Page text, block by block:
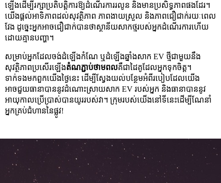
ឡើងដើម្បីរក្សាប្រតិបត្តិការឱ្យដំណើរការរលូន និងមានប្រសិទ្ធភាពផងដែរ។
យើងផ្តល់អាទិភាពដល់សុវត្ថិភាព ភាពងាយស្រួល និងភាពជឿជាក់រយៈពេល
វែង ដូច្នេះអ្នកអាចជឿជាក់បានថាស្ថានីយសាកថ្មរបស់អ្នកដំណើរការហើយ
ដោយគ្មានបញ្ហា។
សម្រាប់អ្នកដែលចង់ដំឡើងកំណែ ឬដំឡើងឆ្នាំងសាក EV ថ្មីជាមួយនឹង
សុវត្ថិភាពប្រសើរឡើងតំណភ្ជាប់ថាមពលគឺជាដៃគូដែលអ្នកទុកចិត្ត។
ទាក់ទងមកពួកយើងថ្ងៃនេះ ដើម្បីស្វែងយល់បន្ថែមអំពីរបៀបដែលយើង
អាចជួយធានាបាននូវដំណោះស្រាយសាក EV របស់អ្នក និងធានាបាននូវ
អាយុកាលប្រើប្រាស់បានយូររបស់វា។ ក្រុមរបស់យើងនៅទីនេះដើម្បីណែនាំ
អ្នកគ្រប់ជំហាននៃផ្លូវ!